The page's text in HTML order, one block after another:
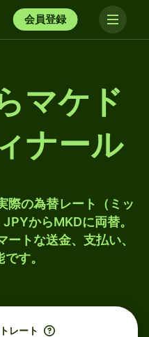
会員登録
マケド
ナール
際の為替レート（ミッ
からMKDに両替。
トな送金、支払い、
す。
レート